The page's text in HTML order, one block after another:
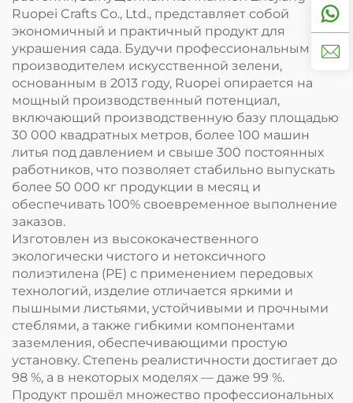
Ruopei Crafts Co., Ltd., представляет собой
экономичный и практичный продукт для
украшения сада. Будучи профессиональным
производителем искусственной зелени,
основанным в 2013 году, Ruopei опирается на
мощный производственный потенциал,
включающий производственную базу площадью
30 000 квадратных метров, более 100 машин
литья под давлением и свыше 300 постоянных
работников, что позволяет стабильно выпускать
более 50 000 кг продукции в месяц и
обеспечивать 100% своевременное выполнение
заказов.
Изготовлен из высококачественного
экологически чистого и нетоксичного
полиэтилена (PE) с применением передовых
технологий, изделие отличается яркими и
пышными листьями, устойчивыми и прочными
стеблями, а также гибкими компонентами
заземления, обеспечивающими простую
установку. Степень реалистичности достигает до
98 %, а в некоторых моделях — даже 99 %.
Продукт прошёл множество профессиональных